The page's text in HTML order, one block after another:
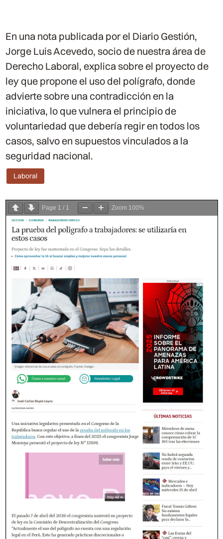
En una nota publicada por el Diario Gestión,
Jorge Luis Acevedo, socio de nuestra área de
Derecho Laboral, explica sobre el proyecto de
ley que propone el uso del polígrafo, donde
advierte sobre una contradicción en la
iniciativa, lo que vulnera el principio de
voluntariedad que debería regir en todos los
casos, salvo en supuestos vinculados a la
seguridad nacional.
Laboral
Page 1 / 1 Zoom 100%